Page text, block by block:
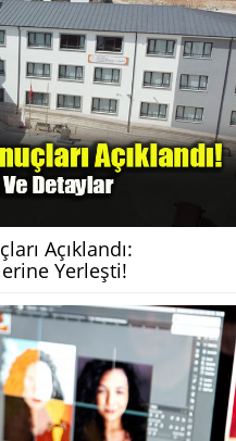
Açıklandı:
Yerleşti!